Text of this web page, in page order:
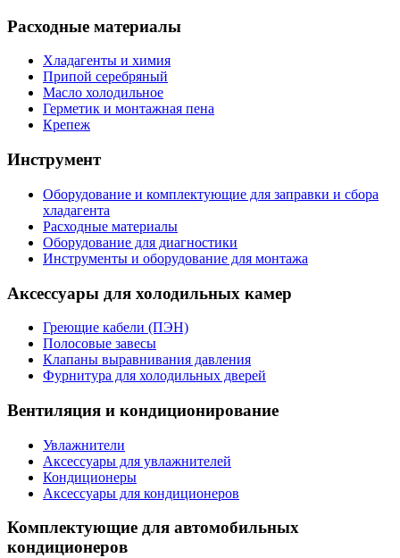
Расходные материалы
Хладагенты и химия
Припой серебряный
Масло холодильное
Герметик и монтажная пена
Крепеж
Инструмент
Оборудование и комплектующие для заправки и сбора
хладагента
Расходные материалы
Оборудование для диагностики
Инструменты и оборудование для монтажа
Аксессуары для холодильных камер
Греющие кабели (ПЭН)
Полосовые завесы
Клапаны выравнивания давления
Фурнитура для холодильных дверей
Вентиляция и кондиционирование
Увлажнители
Аксессуары для увлажнителей
Кондиционеры
Аксессуары для кондиционеров
Комплектующие для автомобильных
кондиционеров